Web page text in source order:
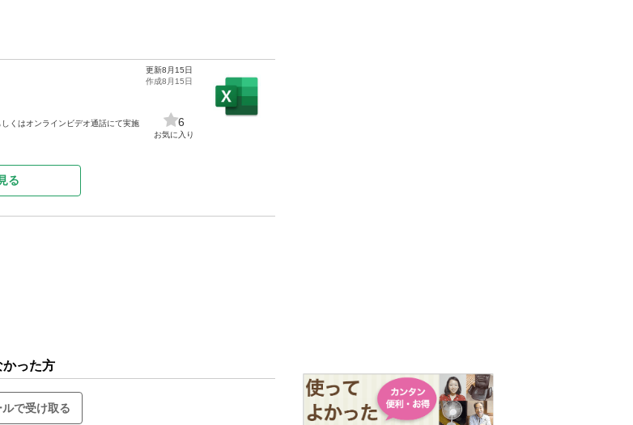
くはオンラインビデオ通話にて実施
更新8月15日
作成8月15日
6
お気に入り
る
かった方
で受け取る